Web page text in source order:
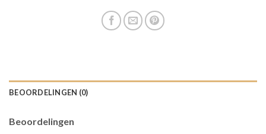
BEOORDELINGEN (0)
Beoordelingen